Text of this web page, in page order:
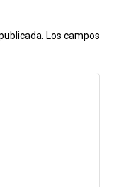
Los campos